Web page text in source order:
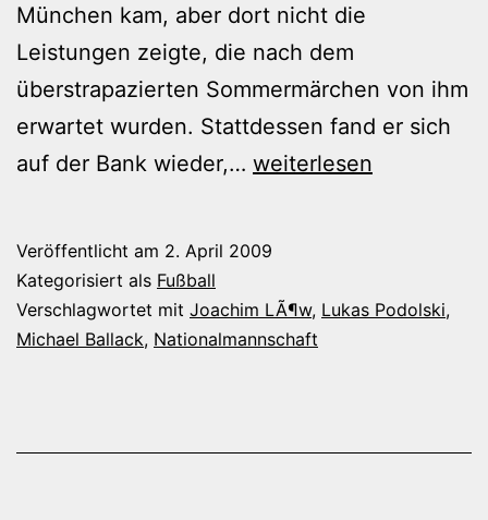
München kam, aber dort nicht die
Leistungen zeigte, die nach dem
überstrapazierten Sommermärchen von ihm
erwartet wurden. Stattdessen fand er sich
auf der Bank wieder,… Podolski
weiterlesen
Veröffentlicht am 2. April 2009
Kategorisiert als Fußball
Verschlagwortet mit Joachim LÃ¶w, Lukas Podolski,
Michael Ballack, Nationalmannschaft